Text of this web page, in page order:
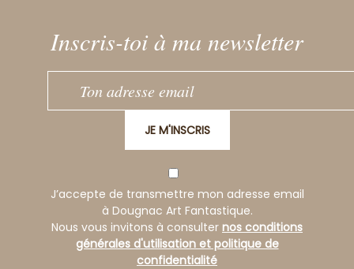
Inscris-toi à ma newsletter
JE M'INSCRIS
J’accepte de transmettre mon adresse email
à Dougnac Art Fantastique.
Nous vous invitons à consulter nos conditions
générales d'utilisation et politique de
confidentialité